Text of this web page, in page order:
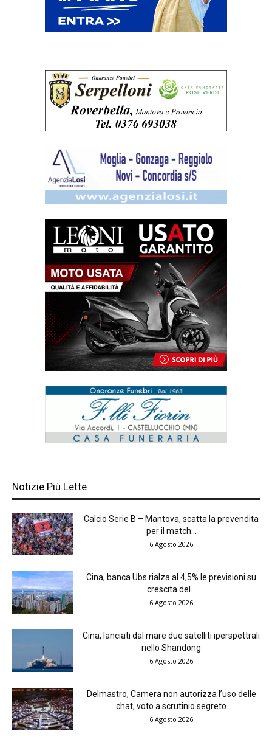
Notizie Più Lette
Calcio Serie B – Mantova, scatta la prevendita
per il match...
6 Agosto 2026
Cina, banca Ubs rialza al 4,5% le previsioni su
crescita del...
6 Agosto 2026
Cina, lanciati dal mare due satelliti iperspettrali
nello Shandong
6 Agosto 2026
Delmastro, Camera non autorizza l’uso delle
chat, voto a scrutinio segreto
6 Agosto 2026